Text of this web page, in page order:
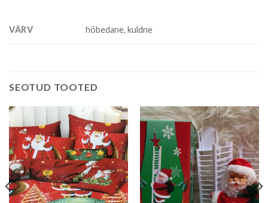
VÄRV hõbedane, kuldne
SEOTUD TOOTED